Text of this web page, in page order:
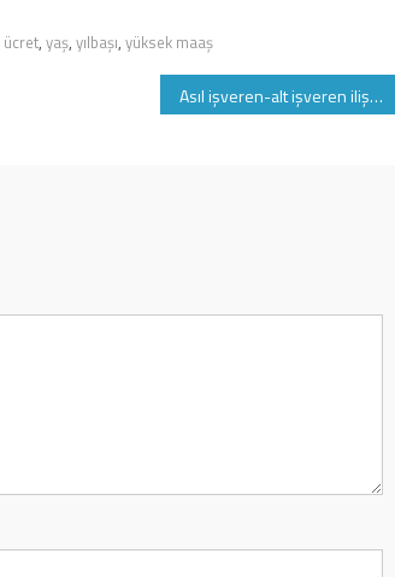
ücret, yaş, yılbaşı, yüksek maaş
Asıl işveren-alt işveren ilişkisinde işe iade davası nasıl açılacak